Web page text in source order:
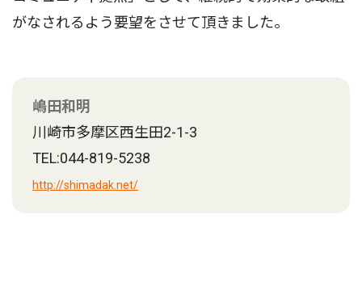
がなされるよう要望をさせて頂きました。
嶋田和明
川崎市多摩区西生田2-1-3
TEL:044-819-5238
http://shimadak.net/